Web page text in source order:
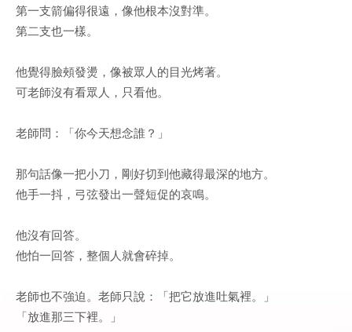
第一支箭偏得很遠，像他根本沒對準。
第二支也一樣。
他覺得臉頰發燙，像被眾人的目光烤著。
可老師沒有看眾人，只看他。
老師問：「你今天想念誰？」
那句話像一把小刀，剛好切到他藏得最深的地方。
他手一抖，弓弦發出一聲短促的哀鳴。
他沒有回答。
他怕一回答，整個人就會碎掉。
老師也不強迫。老師只說：「把它放進吐氣裡。」
「放進那三下裡。」